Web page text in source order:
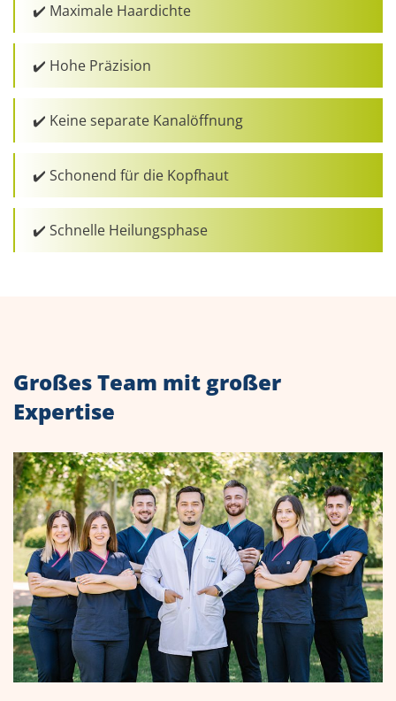
✔️ Maximale Haardichte
✔️ Hohe Präzision
✔️ Keine separate Kanalöffnung
✔️ Schonend für die Kopfhaut
✔️ Schnelle Heilungsphase
Großes Team mit großer
Expertise